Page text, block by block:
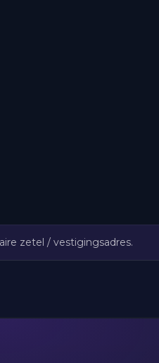
zetel / vestigingsadres.